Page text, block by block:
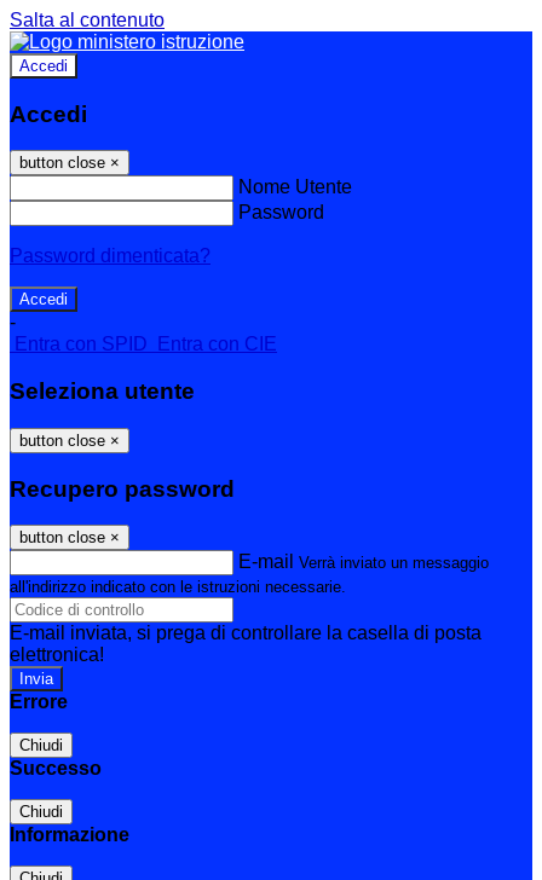
Salta al contenuto
Accedi
Accedi
button close ×
Nome Utente
Password
Password dimenticata?
-
Entra con SPID
Entra con CIE
Seleziona utente
button close ×
Recupero password
button close ×
E-mail Verrà inviato un messaggio
all'indirizzo indicato con le istruzioni necessarie.
E-mail inviata, si prega di controllare la casella di posta
elettronica!
Errore
Chiudi
Successo
Chiudi
Informazione